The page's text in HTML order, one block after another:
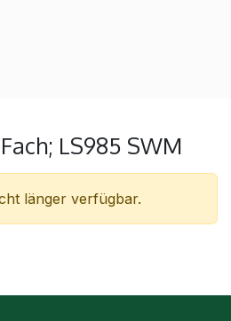
LS985 SWM
länger verfügbar.